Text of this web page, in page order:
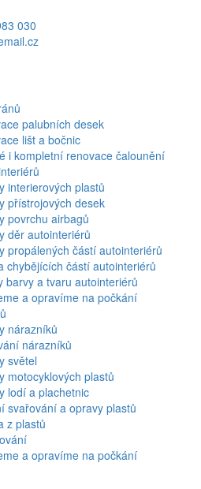
030
palubních desek
lišt a bočnic
i kompletní renovace čalounění
interierových plastů
přístrojových desek
povrchu airbagů
děr autointeriérů
propálených částí autointeriérů
chybějících částí autointeriérů
barvy a tvaru autointeriérů
a opravíme na počkání
nárazníků
nárazníků
světel
motocyklových plastů
lodí a plachetnic
svařování a opravy plastů
z plastů
a opravíme na počkání